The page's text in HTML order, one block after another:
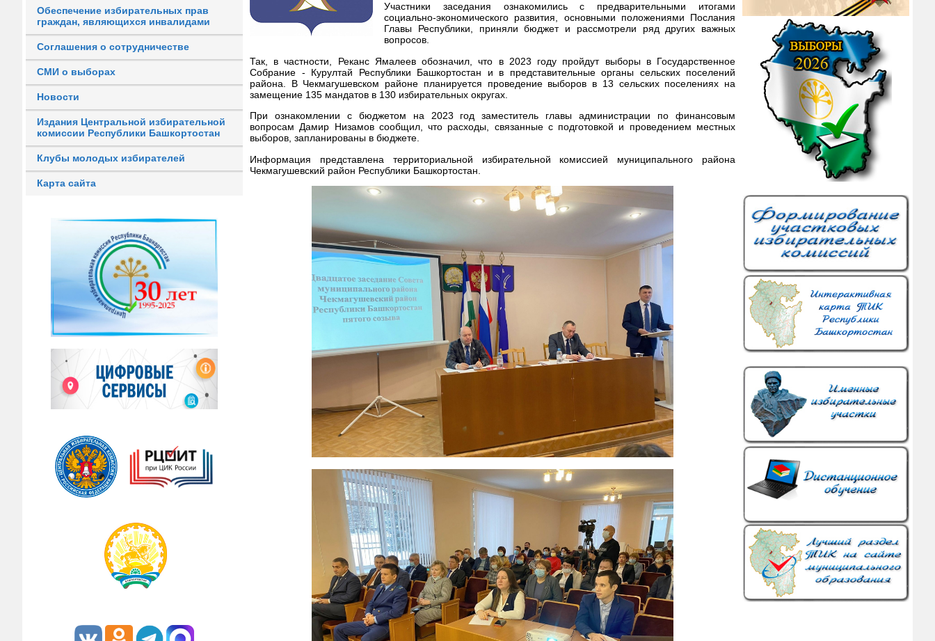
Обеспечение избирательных прав
граждан, являющихся инвалидами
Соглашения о сотрудничестве
СМИ о выборах
Новости
Издания Центральной избирательной
комиссии Республики Башкортостан
Клубы молодых избирателей
Карта сайта
Участники заседания ознакомились с предварительными итогами
социально-экономического развития, основными положениями Послания
Главы Республики, приняли бюджет и рассмотрели ряд других важных
вопросов.
Так, в частности, Реканс Ямалеев обозначил, что в 2023 году пройдут выборы в Государственное
Собрание - Курултай Республики Башкортостан и в представительные органы сельских поселений
района. В Чекмагушевском районе планируется проведение выборов в 13 сельских поселениях на
замещение 135 мандатов в 130 избирательных округах.
При ознакомлении с бюджетом на 2023 год заместитель главы администрации по финансовым
вопросам Дамир Низамов сообщил, что расходы, связанные с подготовкой и проведением местных
выборов, запланированы в бюджете.
Информация представлена территориальной избирательной комиссией муниципального района
Чекмагушевский район Республики Башкортостан.